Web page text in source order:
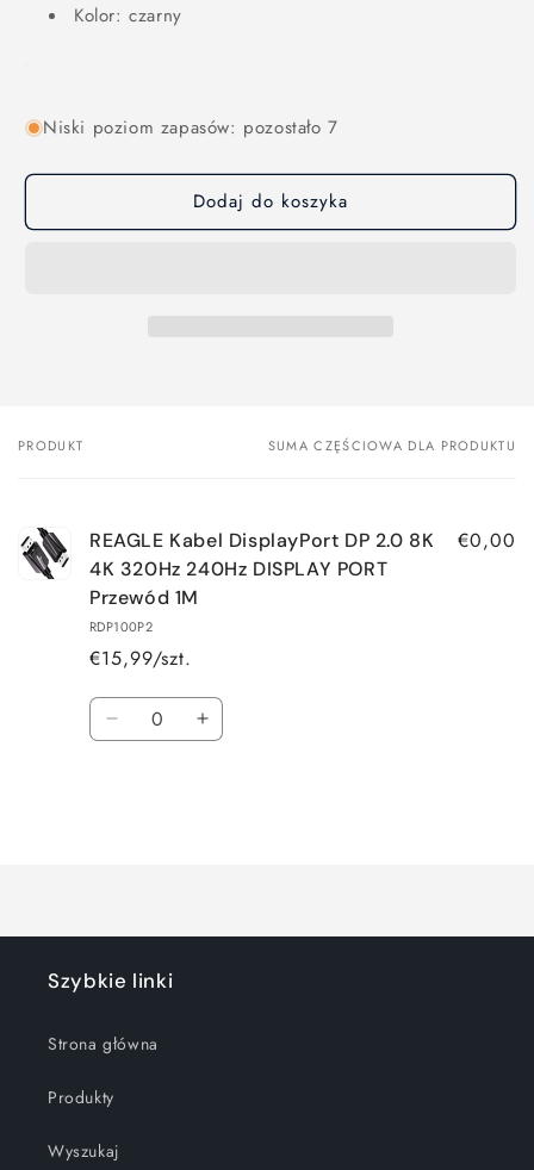
Kolor: czarny
Niski poziom zapasów: pozostało 7
Dodaj do koszyka
Twój
PRODUKT SUMA CZĘŚCIOWA DLA PRODUKTU
REAGLE Kabel DisplayPort DP 2.0 8K
4K 320Hz 240Hz DISPLAY PORT
Przewód 1M
RDP100P2
€15,99/szt.
€0,00
Ilość
Zmniejsz
Zwiększ
Szybkie linki
Strona główna
Produkty
Wyszukaj